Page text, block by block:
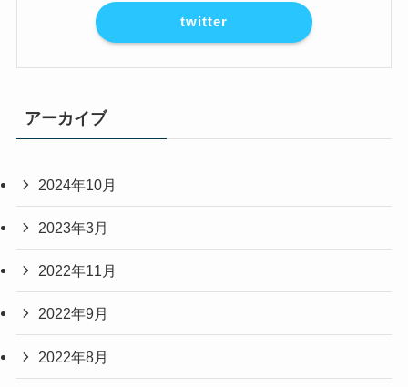
twitter
アーカイブ
2024年10月
2023年3月
2022年11月
2022年9月
2022年8月